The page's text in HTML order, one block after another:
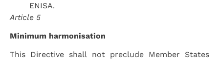
ENISA.
Article 5
Minimum harmonisation
This Directive shall not preclude Member States